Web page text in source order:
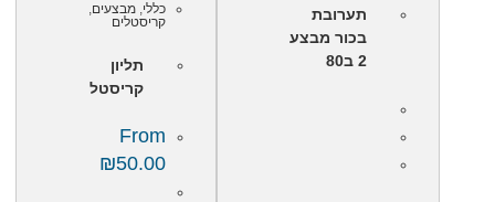
תערובת
בכור מבצע
2 ב80
כללי, מבצעים,
קריסטלים
תליון
קריסטל
From
₪50.00